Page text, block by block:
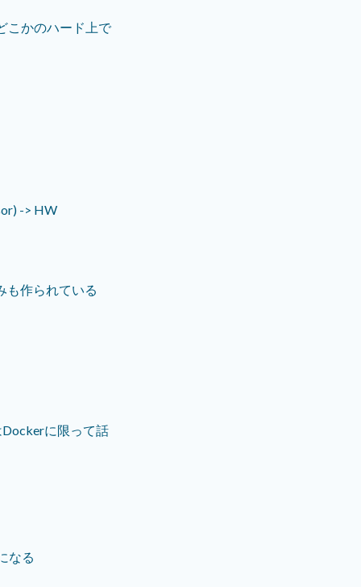
こかのハード上で
-> HW
も作られている
に限って話
なる